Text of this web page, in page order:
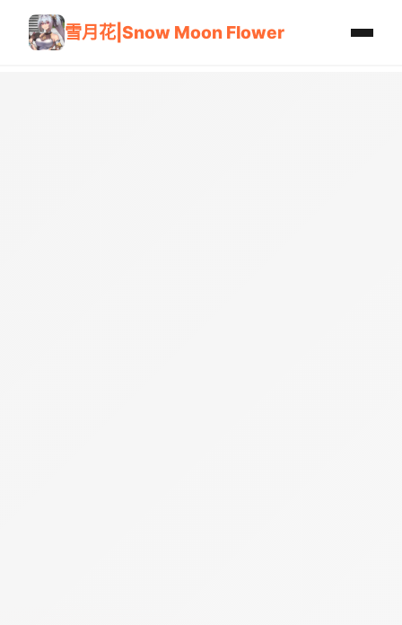
雪月花|Snow Moon Flower